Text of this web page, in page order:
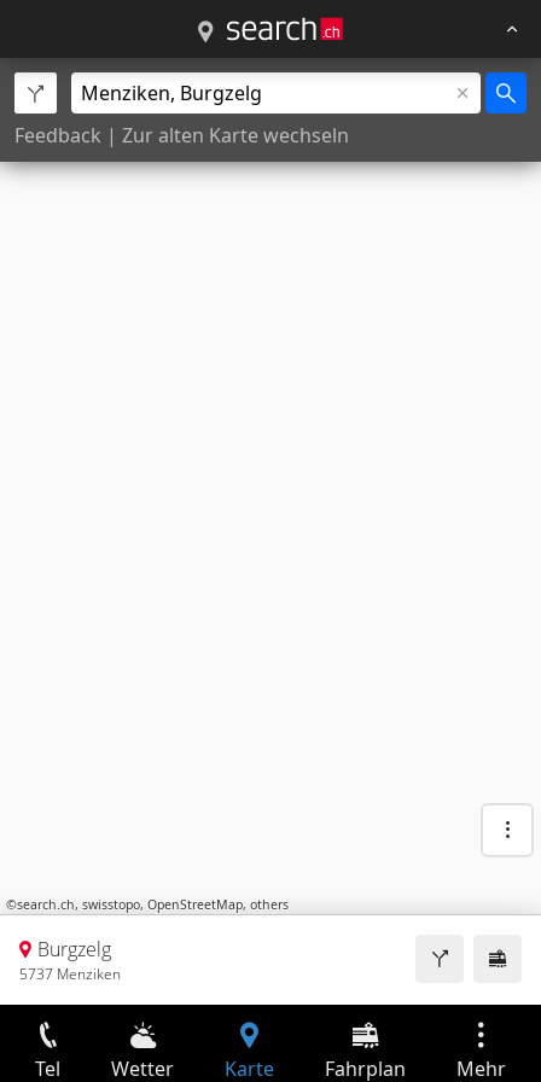
Feedback | Zur alten Karte wechseln
©search.ch, swisstopo, OpenStreetMap, others
Burgzelg
5737 Menziken
Tel Wetter Karte Fahrplan Mehr